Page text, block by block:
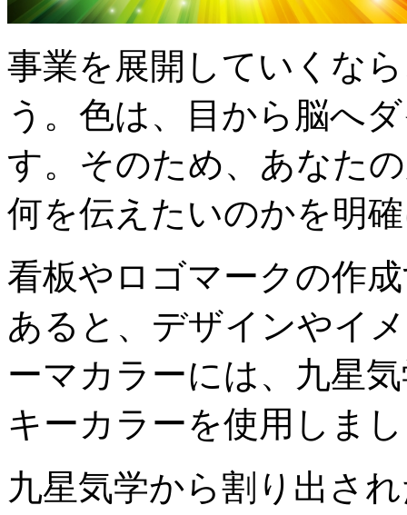
事業を展開していくな
う。色は、目から脳へ
す。そのため、あなた
何を伝えたいのかを明
看板やロゴマークの作
あると、デザインやイ
ーマカラーには、九星
キーカラーを使用しま
九星気学から割り出さ